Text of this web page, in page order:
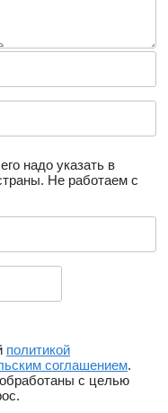
надо указать в
Не работаем с
политикой
соглашением.
с целью